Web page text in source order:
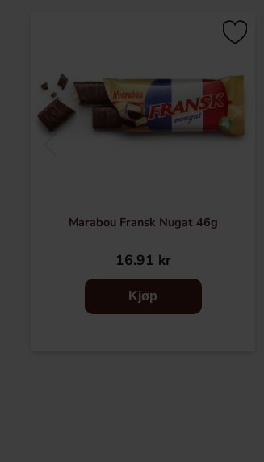
Marabou Fransk Nugat 46g
16.91 kr
Kjøp